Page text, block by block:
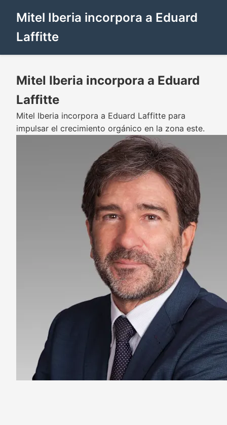
Mitel Iberia incorpora a Eduard
Laffitte
Mitel Iberia incorpora a Eduard
Laffitte
Mitel Iberia incorpora a Eduard Laffitte para
impulsar el crecimiento orgánico en la zona este.